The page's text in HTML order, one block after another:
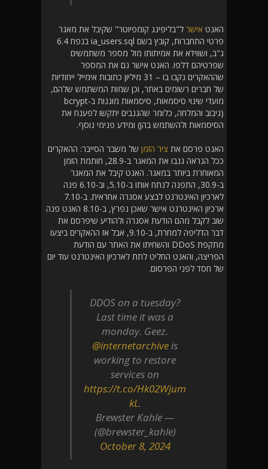
האנט אישר ל"בליפינג קומפיוטר" שקיבל את מאגר
פרטי התחברות, קובץ בשם ia_users.sql בנפח 6.4
ג"ב, ושווידא את אמיתותו מול מספר משתמשים
שפרטיהם דלפו. האנט אישר גם את המספר
שההאקרים נקבו בו – 31 מיליון כתובות אימייל ייחודיות
של חברים רשומים באתר, וכן שמות המשתמש שלהם,
מועדי שינוי סיסמאות, סיסמאות מוגנות ב-bcrypt
(גיבוב והמלחה, כלומר שהגנבים יתקשו לפענח את
הסיסמאות ולהשתמש בהן) ומידע פנימי נוסף.
האנט פרסם את ציר הזמן של משבר הסייבר: ההאקרים
ככל הנראה גנבו את המאגר ב-28.9, חותמת הזמן
המאוחרת ביותר במאגר. האנט קיבל את המאגר
ב-30.9, התפנה לנתח אותו ב-5.10, וב-6.10 פנה
לארכיון האינטרנט לבצע אסגרה אחראית. ב-7.10
ארכיון האינטרנט אישר שאכן נפרץ, ב-8.10 האנט פנה
שוב לקבל מהם הודעת אסגרה ולהודיע שיפרסם את
דבר הדליפה למחרת, ב-9.10, אבל אז ההאקרים ביצעו
מתקפת DDoS והשחיתו את האתר עם הודעת
הפריצה, והאנט החליט לתת לארכיון האינטרנט עוד יום
של חסד לפני הפרסום.
DDOS on a tuesday?
Last time it was a
monday. Geez.
@internetarchive is
working to restore
services on
https://t.co/Hk02Wjum
kL.
— Brewster Kahle
(@brewster_kahle)
October 8, 2024